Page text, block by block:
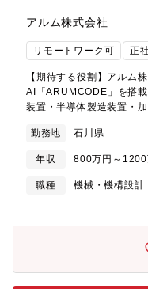
アパス】総合職採用の為
経験を積んでいただき、
指していただくことなど
経験を積むことも可能で
制度も有り、働きやすい
は、本社の場合、規程で
ります（週2回まで）【
プのための通信教育制度
アルム株式会社
リモートワーク可 正
【期待する役割】アルム
AI「ARUMCODE」を搭
装置・半導体製造装置・
だきます。材料投入から
するパッケージ装置の構
し、設計品質・開発スピ
す。【業務内容】■ 機械
等）との技術折衝・仕様
「ARUMCODE2」、研
電気・ソフト横断の技術
メント整備、開発フロー
AI「ARUMCODE」を開
勤務地 石川県
年収 800万円～1200
職種
機械・機構設計